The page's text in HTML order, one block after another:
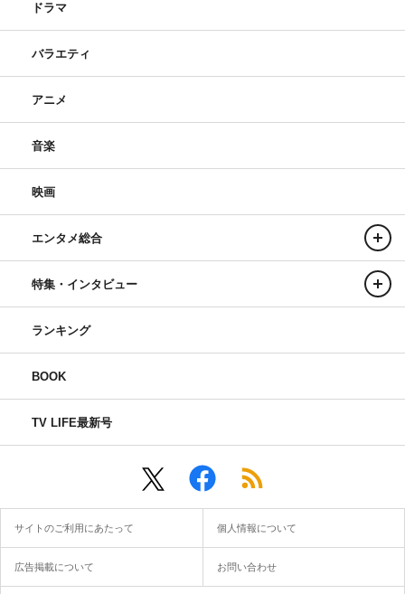
ドラマ
バラエティ
アニメ
音楽
映画
エンタメ総合
特集・インタビュー
ランキング
BOOK
TV LIFE最新号
サイトのご利用にあたって 個人情報について
広告掲載について お問い合わせ